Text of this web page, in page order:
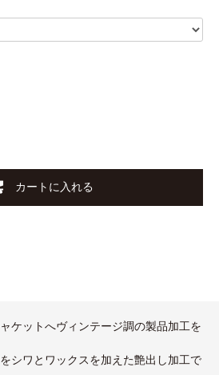
カートに入れる
ケットへヴィンテージ調の製品加工を
シワとワックスを加えた艶出し加工で